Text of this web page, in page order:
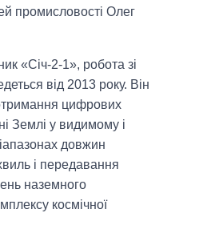
промисловості Олег
«Січ-2-1», робота зі
від 2013 року. Він
цифрових
Землі у видимому і
довжин
і передавання
наземного
космічної